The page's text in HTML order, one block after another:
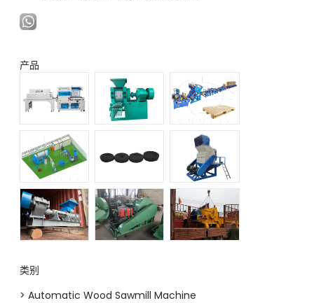
产品
类别
> Automatic Wood Sawmill Machine